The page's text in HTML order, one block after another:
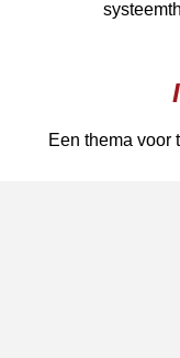
Een thema voor